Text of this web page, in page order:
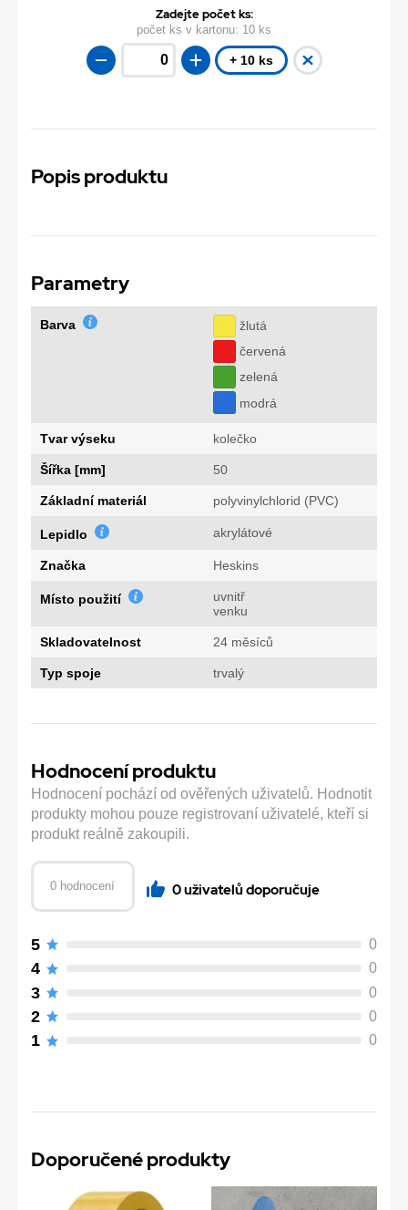
Zadejte počet ks:
počet ks v kartonu: 10 ks
+ 10 ks
Popis produktu
Parametry
Barva
žlutá
červená
zelená
modrá
Tvar výseku kolečko
Šířka [mm] 50
Základní materiál polyvinylchlorid (PVC)
Lepidlo akrylátové
Značka Heskins
Místo použití
uvnitř
venku
Skladovatelnost 24 měsíců
Typ spoje trvalý
Hodnocení produktu
Hodnocení pochází od ověřených uživatelů. Hodnotit
produkty mohou pouze registrovaní uživatelé, kteří si
produkt reálně zakoupili.
0 hodnocení 0 uživatelů doporučuje
5 0
4 0
3 0
2 0
1 0
Doporučené produkty